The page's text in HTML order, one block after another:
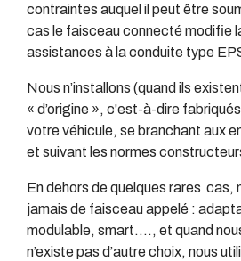
contraintes auquel il peut être
cas le faisceau connecté modifie
assistances à la conduite type
Nous n’installons (quand ils
« d’origine », c'est-à-dire
votre véhicule, se branchant aux
et suivant les normes
En dehors de quelques rares cas,
jamais de faisceau appelé :
modulable, smart…., et quand
n’existe pas d’autre choix, nous